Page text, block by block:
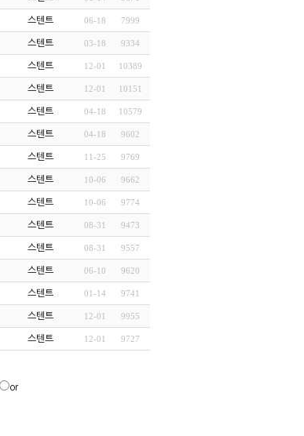
스텐트 06-18 7999
스텐트 03-18 9334
스텐트 12-01 10389
스텐트 12-01 10151
스텐트 04-18 10579
스텐트 04-18 9602
스텐트 11-25 9769
스텐트 10-06 9662
스텐트 10-06 9774
스텐트 08-31 9473
스텐트 08-31 9557
스텐트 06-10 9620
스텐트 01-14 9741
스텐트 12-01 9955
스텐트 12-01 9727
or